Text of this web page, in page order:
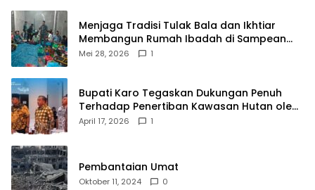
Menjaga Tradisi Tulak Bala dan Ikhtiar
Membangun Rumah Ibadah di Sampean
Barat
Mei 28, 2026 1
Bupati Karo Tegaskan Dukungan Penuh
Terhadap Penertiban Kawasan Hutan oleh
Pemerintah Pusat
April 17, 2026 1
Pembantaian Umat
Oktober 11, 2024 0